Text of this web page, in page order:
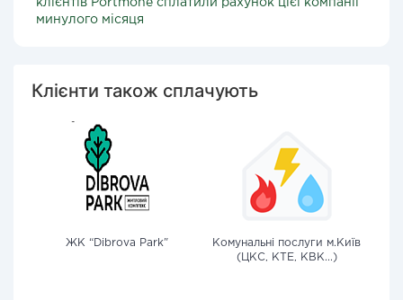
клієнтів Portmone сплатили рахунок цієї компанії
минулого місяця
Клієнти також сплачують
ЖК “Dibrova Park"
Комунальні послуги м.Київ
(ЦКС, КТЕ, КВК...)